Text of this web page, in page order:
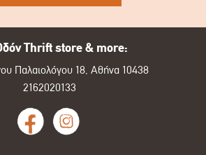
Thrift store & more:
Παλαιολόγου 18, Αθήνα 10438
2162020133